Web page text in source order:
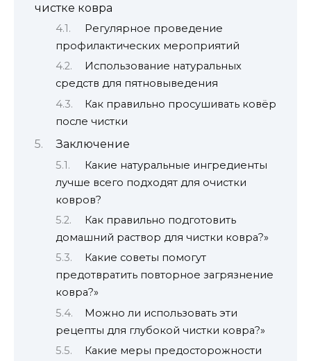
чистке ковра
Регулярное проведение
профилактических мероприятий
Использование натуральных
средств для пятновыведения
Как правильно просушивать ковёр
после чистки
Заключение
Какие натуральные ингредиенты
лучше всего подходят для очистки
ковров?
Как правильно подготовить
домашний раствор для чистки ковра?»
Какие советы помогут
предотвратить повторное загрязнение
ковра?»
Можно ли использовать эти
рецепты для глубокой чистки ковра?»
Какие меры предосторожности